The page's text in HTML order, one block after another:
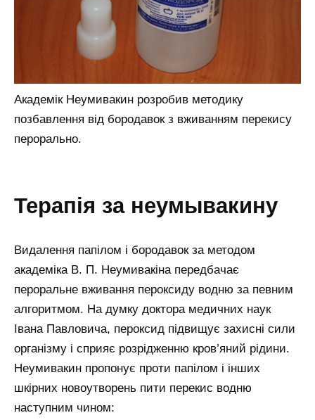
Академік Неумивакин розробив методику
позбавлення від бородавок з вживанням перекису
перорально.
терапія за неумывакину
Видалення папілом і бородавок за методом
академіка В. П. Неумивакіна передбачає
пероральне вживання пероксиду водню за певним
алгоритмом. На думку доктора медичних наук
Івана Павловича, пероксид підвищує захисні сили
організму і сприяє розрідженню кров’яний рідини.
Неумивакин пропонує проти папілом і інших
шкірних новоутворень пити перекис водню
наступним чином: